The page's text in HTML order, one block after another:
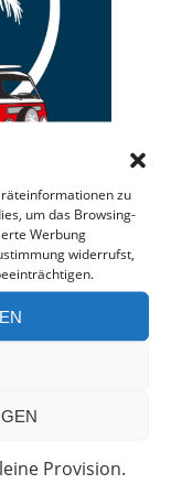
zu
um das Browsing-
Werbung
widerrufst,
erhältst Du
Oase ist
Provision.